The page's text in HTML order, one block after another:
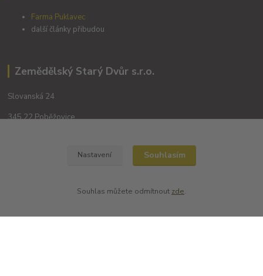
Farma Puklavec
další články přibudou
Zemědělský Starý Dvůr s.r.o.
Slovanská 24
345 22 Poběžovice
Nastavení Souhlasím
Souhlas můžete odmítnout zde.